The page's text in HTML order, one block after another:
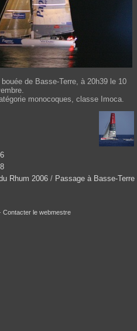
de Basse-Terre, à 20h39 le 10
monocoques, classe Imoca.
Rhum 2006 / Passage à Basse-Terre
Contacter le webmestre